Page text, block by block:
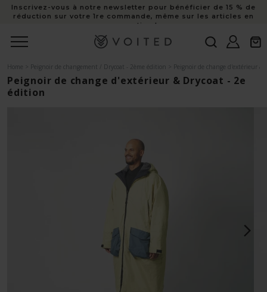
Inscrivez-vous à notre newsletter pour bénéficier de 15 % de
réduction sur votre 1re commande, même sur les articles en
promotion !
Connexion
Home Peignoir de changement / Drycoat - 2ème édition Peignoir de change d'extérieur
Peignoir de change d'extérieur & Drycoat - 2e
édition